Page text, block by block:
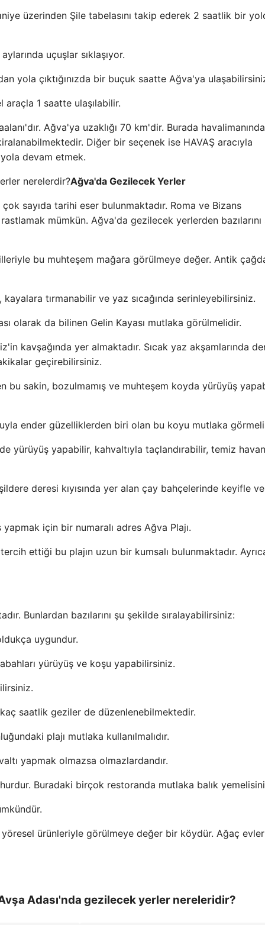
üzerinden Şile tabelasını takip ederek 2 saatlik bir
uçuşlar sıklaşıyor.
yola çıktığınızda bir buçuk saatte Ağva'ya
araçla 1 saatte ulaşılabilir.
Ağva'ya uzaklığı 70 km'dir. Burada
Diğer bir seçenek ise HAVAŞ aracıyla
devam etmek.
Ağva'da Gezilecek Yerler
sayıda tarihi eser bulunmaktadır. Roma ve Bizans
mümkün. Ağva'da gezilecek yerlerden bazılarını
bu muhteşem mağara görülmeye değer. Antik
tırmanabilir ve yaz sıcağında serinleyebilirsiniz.
olarak da bilinen Gelin Kayası mutlaka görülmelidir.
kavşağında yer almaktadır. Sıcak yaz akşamlarında
geçirebilirsiniz.
bu sakin, bozulmamış ve muhteşem koyda yürüyüş
ender güzelliklerden biri olan bu koyu mutlaka
yürüyüş yapabilir, kahvaltıyla taçlandırabilir, temiz
deresi kıyısında yer alan çay bahçelerinde keyifle
için bir numaralı adres Ağva Plajı.
ettiği bu plajın uzun bir kumsalı bulunmaktadır.
Bunlardan bazılarını şu şekilde sıralayabilirsiniz:
uygundur.
yürüyüş ve koşu yapabilirsiniz.
saatlik geziler de düzenlenebilmektedir.
plajı mutlaka kullanılmalıdır.
yapmak olmazsa olmazlardandır.
Buradaki birçok restoranda mutlaka balık
ürünleriyle görülmeye değer bir köydür. Ağaç
Adası'nda gezilecek yerler nereleridir?